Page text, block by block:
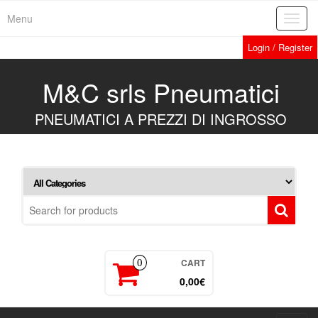
Menu
Login / Register
M&C srls Pneumatici
PNEUMATICI A PREZZI DI INGROSSO
0 CART
0,00€